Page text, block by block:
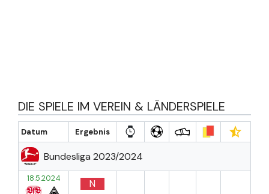
DIE SPIELE IM VEREIN & LÄNDERSPIELE
Datum Ergebnis
Bundesliga 2023/2024
18.5.2024 N